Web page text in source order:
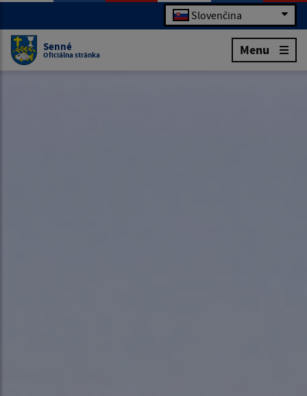
Slovenčina
Senné
Oficiálna stránka Menu